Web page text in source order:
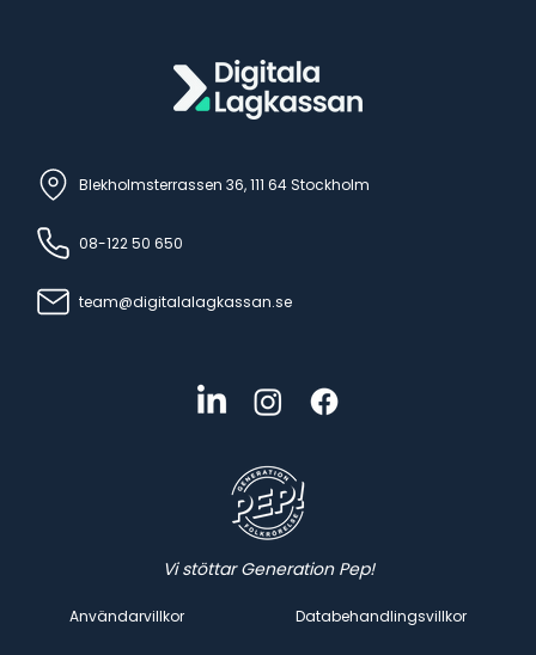
Blekholmsterrassen 36, 111 64 Stockholm
08-122 50 650
team@digitalalagkassan.se
Vi stöttar Generation Pep!
Användarvillkor Databehandlingsvillkor